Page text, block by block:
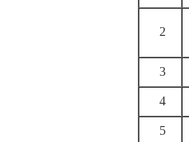
2
3
4
5